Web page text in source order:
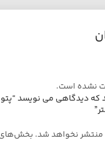
نشده است.
دیدگاهی می نویسد “پتو
منتشر نخواهد شد. بخش‌های